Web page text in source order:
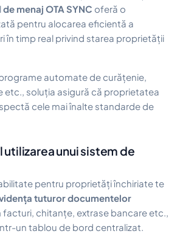
de menaj OTA SYNC oferă o
pentru alocarea eficientă a
în timp real privind starea proprietății
automate de curățenie,
etc., soluția asigură că proprietatea
cele mai înalte standarde de
utilizarea unui sistem de
pentru proprietăți închiriate te
tuturor documentelor
facturi, chitanțe, extrase bancare etc.,
un tablou de bord centralizat.